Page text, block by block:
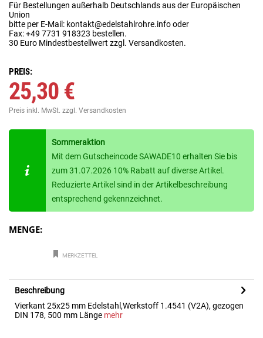
Für Bestellungen außerhalb Deutschlands aus der Europäischen
Union
bitte per E-Mail: kontakt@edelstahlrohre.info oder
Fax: +49 7731 918323 bestellen.
30 Euro Mindestbestellwert zzgl. Versandkosten.
PREIS:
25,30 €
Preis inkl. MwSt. zzgl. Versandkosten
Sommeraktion
Mit dem Gutscheincode SAWADE10 erhalten Sie bis
zum 31.07.2026 10% Rabatt auf diverse Artikel.
Reduzierte Artikel sind in der Artikelbeschreibung
entsprechend gekennzeichnet.
MENGE:
MERKZETTEL
Beschreibung
Vierkant 25x25 mm Edelstahl,Werkstoff 1.4541 (V2A), gezogen
DIN 178, 500 mm Länge mehr